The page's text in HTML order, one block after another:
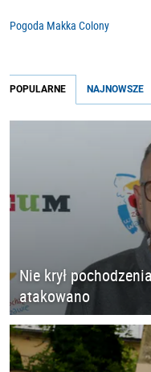
Pogoda Makka Colony
POPULARNE NAJNOWSZE
Nie krył
atakowano